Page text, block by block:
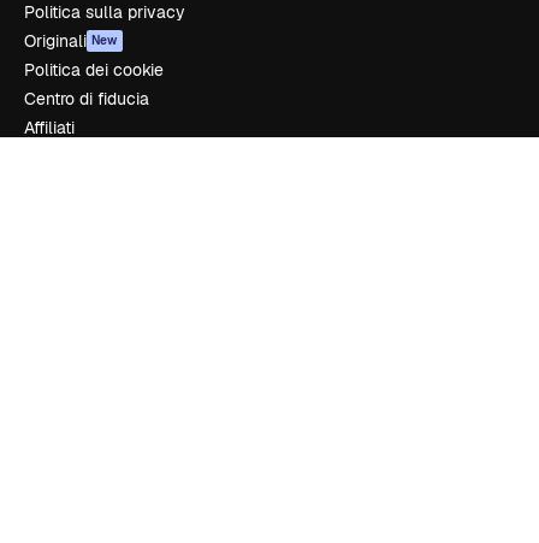
Politica sulla privacy
Originali New
Politica dei cookie
Centro di fiducia
Affiliati